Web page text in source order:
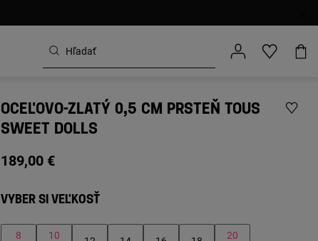
OCEĽOVO-ZLATÝ 0,5 CM PRSTEŇ TOUS
SWEET DOLLS
189,00 €
VYBER SI VEĽKOSŤ
8 10 20